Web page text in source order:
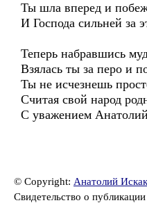
Ты шла вперед и
И Господа сильней за
Теперь набравшись
Взялась ты за перо и
Ты не исчезнешь
Считая свой народ
С уважением
© Copyright: Анатолий
Свидетельство о